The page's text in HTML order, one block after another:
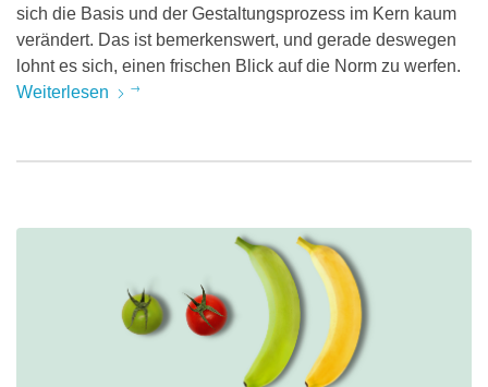
sich die Basis und der Gestaltungsprozess im Kern kaum
verändert. Das ist bemerkenswert, und gerade deswegen
lohnt es sich, einen frischen Blick auf die Norm zu werfen.
Weiterlesen